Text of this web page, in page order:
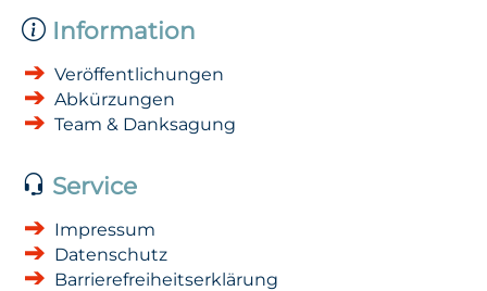
Information
Veröffentlichungen
Abkürzungen
Team & Danksagung
Service
Impressum
Datenschutz
Barrierefreiheitserklärung